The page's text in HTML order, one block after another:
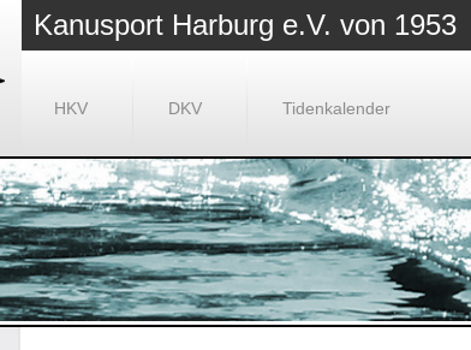
Kanusport Harburg e.V. von 1953
HKV DKV Tidenkalender